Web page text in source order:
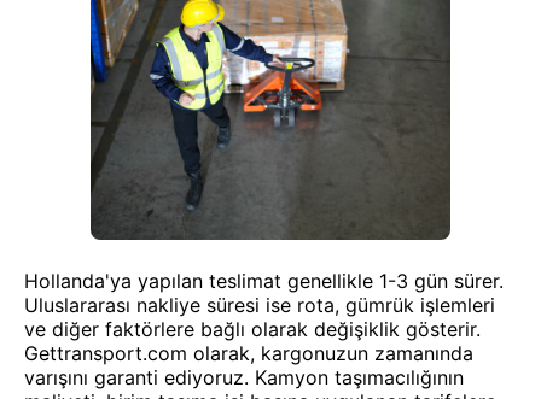
Hollanda'ya yapılan teslimat genellikle 1-3 gün sürer.
Uluslararası nakliye süresi ise rota, gümrük işlemleri
ve diğer faktörlere bağlı olarak değişiklik gösterir.
Gettransport.com olarak, kargonuzun zamanında
varışını garanti ediyoruz. Kamyon taşımacılığının